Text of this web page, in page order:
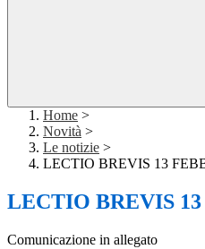
Home >
Novità >
Le notizie >
LECTIO BREVIS 13
LECTIO BREVIS
Comunicazione in allegato